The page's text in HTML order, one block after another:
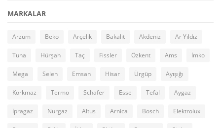
MARKALAR
Arzum Beko Arçelik Bakalit Akdeniz Ar Yıldız
Tuna Hürşah Taç Fissler Özkent Ams İmko
Mega Selen Emsan Hisar Ürgüp Ayışığı
Korkmaz Termo Schafer Esse Tefal Aygaz
İpragaz Nurgaz Altus Arnica Bosch Elektrolux